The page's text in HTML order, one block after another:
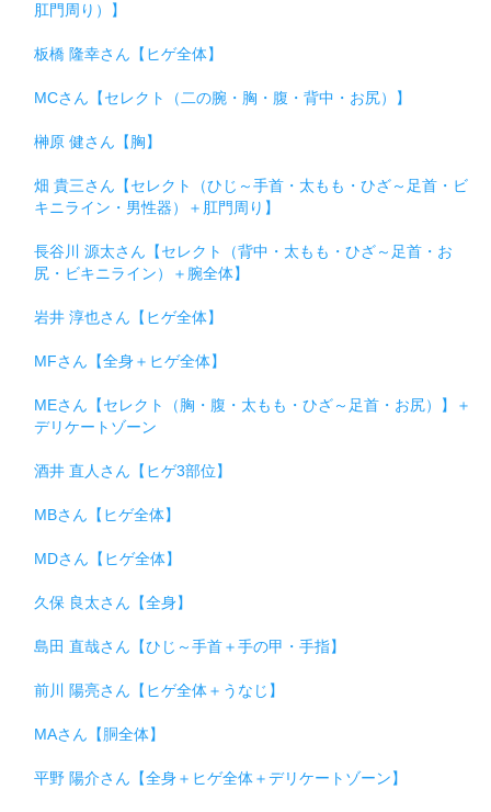
肛門周り）】
板橋 隆幸さん【ヒゲ全体】
MCさん【セレクト（二の腕・胸・腹・背中・お尻）】
榊原 健さん【胸】
畑 貴三さん【セレクト（ひじ～手首・太もも・ひざ～足首・ビ
キニライン・男性器）＋肛門周り】
長谷川 源太さん【セレクト（背中・太もも・ひざ～足首・お
尻・ビキニライン）＋腕全体】
岩井 淳也さん【ヒゲ全体】
MFさん【全身＋ヒゲ全体】
MEさん【セレクト（胸・腹・太もも・ひざ～足首・お尻）】＋
デリケートゾーン
酒井 直人さん【ヒゲ3部位】
MBさん【ヒゲ全体】
MDさん【ヒゲ全体】
久保 良太さん【全身】
島田 直哉さん【ひじ～手首＋手の甲・手指】
前川 陽亮さん【ヒゲ全体＋うなじ】
MAさん【胴全体】
平野 陽介さん【全身＋ヒゲ全体＋デリケートゾーン】